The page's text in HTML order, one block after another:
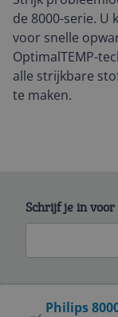
de 8000-serie. U
voor snelle
OptimalTEMP-
alle strijkbare
te maken.
Philips
Schrijf je in